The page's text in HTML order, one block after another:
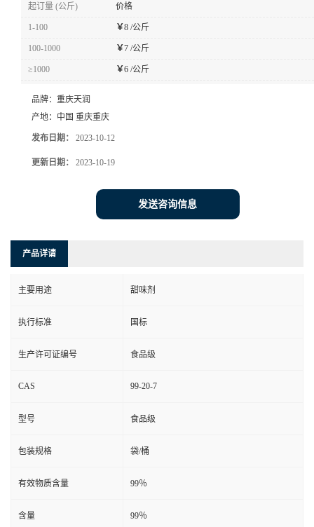
起订量 (公斤) 价格
1-100 ￥8 /公斤
100-1000 ￥7 /公斤
≥1000 ￥6 /公斤
品牌： 重庆天润
产地： 中国 重庆重庆
发布日期： 2023-10-12
更新日期： 2023-10-19
发送咨询信息
产品详请
主要用途 甜味剂
执行标准 国标
生产许可证编号 食品级
CAS 99-20-7
型号 食品级
包装规格 袋/桶
有效物质含量 99％
含量 99％